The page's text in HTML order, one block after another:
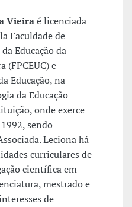
Vieiraé licenciada
Faculdade de
Educação da
(FPCEUC) e
Educação, na
da Educação
onde exerce
sendo
Leciona há
curriculares de
científica em
mestrado e
de